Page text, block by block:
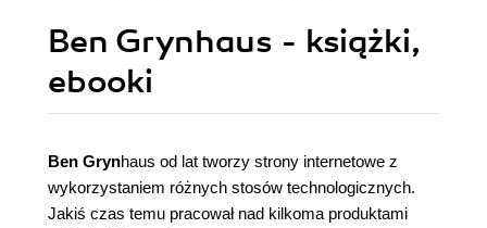
Ben Grynhaus - książki,
ebooki
Ben Grynhaus od lat tworzy strony internetowe z
wykorzystaniem różnych stosów technologicznych.
Jakiś czas temu pracował nad kilkoma produktami